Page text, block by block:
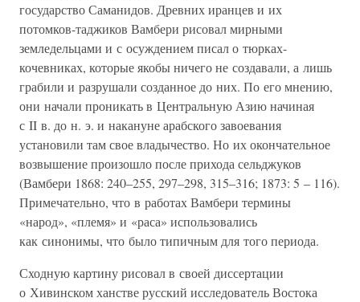
государство Саманидов. Древних иранцев и их
потомков-таджиков Вамбери рисовал мирными
земледельцами и с осуждением писал о тюрках-
кочевниках, которые якобы ничего не создавали, а лишь
грабили и разрушали созданное до них. По его мнению,
они начали проникать в Центральную Азию начиная
с II в. до н. э. и накануне арабского завоевания
установили там свое владычество. Но их окончательное
возвышение произошло после прихода сельджуков
(Вамбери 1868: 240–255, 297–298, 315–316; 1873: 5 – 116).
Примечательно, что в работах Вамбери термины
«народ», «племя» и «раса» использовались
как синонимы, что было типичным для того периода.
Сходную картину рисовал в своей диссертации
о Хивинском ханстве русский исследователь Востока